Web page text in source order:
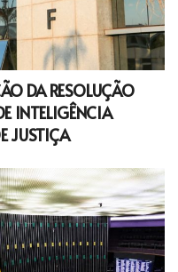
DA RESOLUÇÃO
INTELIGÊNCIA
JUSTIÇA